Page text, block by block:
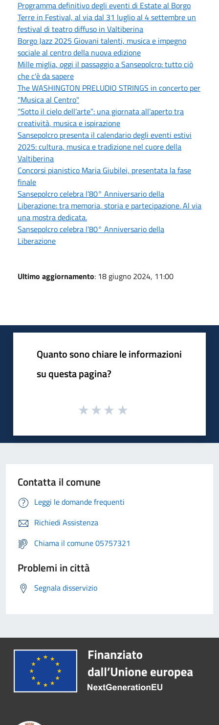
Programma definitivo degli eventi di Estate al Borgo
Terre in Festival, al via dal 31 luglio al 4 settembre un
festival di teatro diffuso in Valtiberina
Borgo Jazz 2025 Giovani talenti, musica e impegno
sociale al centro della nuova edizione
Mille miglia, oggi il passaggio a Sansepolcro: tutto ciò
che c'è da sapere
The WASHINGTON PRELUDIO STRINGS in concerto per
"Musica al Centro"
“Sotto il cielo dell’arte”: una giornata all’aperto tra
creatività, musica e ispirazione
Sansepolcro presenta il calendario degli eventi estivi
2025: cultura, musica e tradizione nel cuore della
Valtiberina
Concorsi pianistico Maria Giubilei, presentata la fase
finale
Sansepolcro celebra l’80° Anniversario della
Liberazione: tra memoria, storia e partecipazione. Al via
una mostra dedicata.
Sansepolcro celebra l’80° Anniversario della
Liberazione
Ultimo aggiornamento: 18 giugno 2024, 11:00
Quanto sono chiare le informazioni
su questa pagina?
Contatta il comune
Leggi le domande frequenti
Richiedi Assistenza
Chiama il comune 05757321
Problemi in città
Segnala disservizio